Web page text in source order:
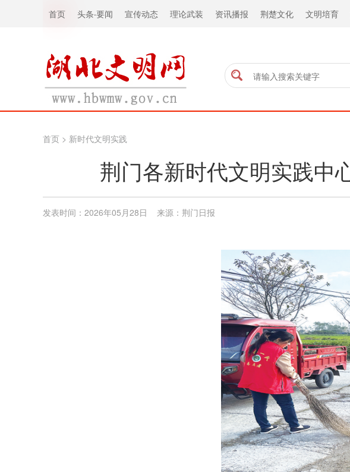
首页 头条·要闻 宣传动态 理论武装 资讯播报 荆楚文化 文明培育
首页 > 新时代文明实践
荆门各新时代文明实践中
发表时间：2026年05月28日 来源：荆门日报